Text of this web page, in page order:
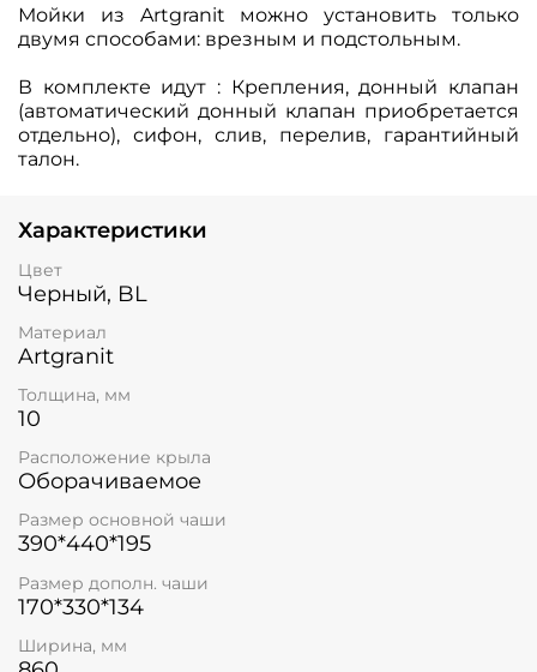
Мойки из Artgranit можно установить только
двумя способами: врезным и подстольным.
В комплекте идут : Крепления, донный клапан
(автоматический донный клапан приобретается
отдельно), сифон, слив, перелив, гарантийный
талон.
Характеристики
Цвет
Черный, BL
Материал
Artgranit
Толщина, мм
10
Расположение крыла
Оборачиваемое
Размер основной чаши
390*440*195
Размер дополн. чаши
170*330*134
Ширина, мм